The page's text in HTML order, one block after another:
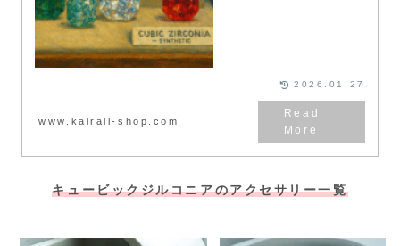
www.kairali-shop.com
2026.01.27
キュービックジルコニアのアクセサリー一覧